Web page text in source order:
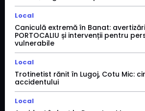
Local
Caniculă extremă în Banat:
PORTOCALIU și intervenții pentru
vulnerabile
Local
Trotinetist rănit în Lugoj, Cotu Mic:
accidentului
Local